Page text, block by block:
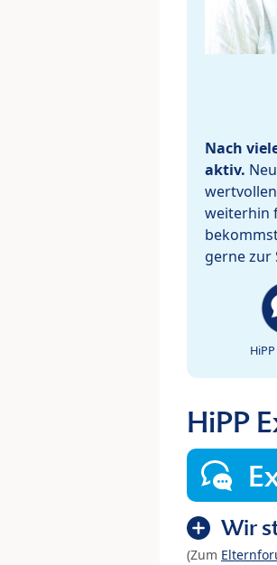
Nach
aktiv.
weiterhin
gerne zur
HiPP
Wir
(Zum